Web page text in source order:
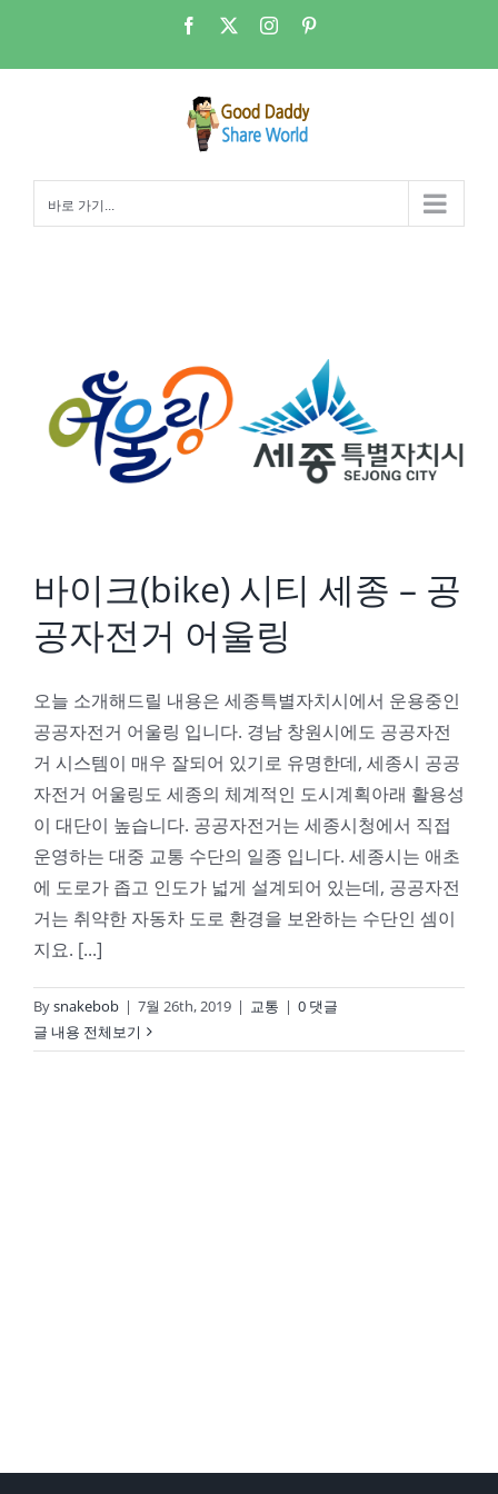
츠
Facebook Instagram
바로 가기...
바이크(bike) 시티 세종 – 공
공자전거 어울링
오늘 소개해드릴 내용은 세종특별자치시에서 운용중인
공공자전거 어울링 입니다. 경남 창원시에도 공공자전
거 시스템이 매우 잘되어 있기로 유명한데, 세종시 공공
자전거 어울링도 세종의 체계적인 도시계획아래 활용성
이 대단이 높습니다. 공공자전거는 세종시청에서 직접
운영하는 대중 교통 수단의 일종 입니다. 세종시는 애초
에 도로가 좁고 인도가 넓게 설계되어 있는데, 공공자전
거는 취약한 자동차 도로 환경을 보완하는 수단인 셈이
지요. [...]
Bysnakebob | 7월 26th, 2019 | 교통 | 0 댓글
글 내용 전체보기